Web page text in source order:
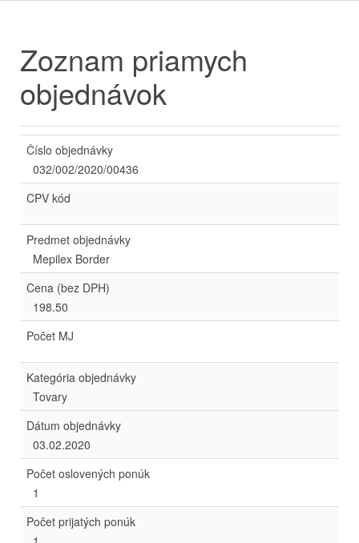
Zoznam priamych
objednávok
Číslo objednávky
032/002/2020/00436
CPV kód
Predmet objednávky
Mepilex Border
Cena (bez DPH)
198.50
Počet MJ
Kategória objednávky
Tovary
Dátum objednávky
03.02.2020
Počet oslovených ponúk
1
Počet prijatých ponúk